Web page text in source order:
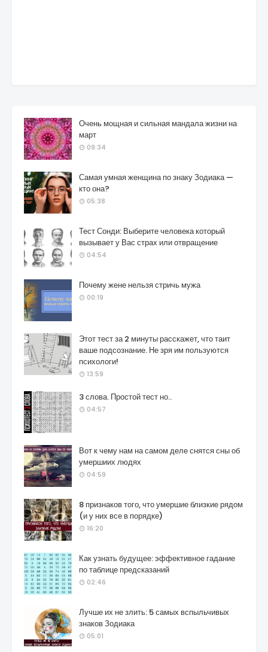
Очень мощная и сильная мандала жизни на
март
09:34
Самая умная женщина по знаку Зодиака —
кто она?
05:38
Тест Сонди: Выберите человека который
вызывает у Вас страх или отвращение
04:54
Почему жене нельзя стричь мужа
00:19
Этот тест за 2 минуты расскажет, что таит
ваше подсознание. Не зря им пользуются
психологи!
13:59
3 слова. Простой тест но..
04:57
Вот к чему нам на самом деле снятся сны об
умершиих людях
04:59
8 признаков того, что умершие близкие рядом
(и у них все в порядке)
16:20
Как узнать будущее: эффективное гадание
по таблице предсказаний
02:46
Лучше их не злить: 5 самых вспыльчивых
знаков Зодиака
05:01